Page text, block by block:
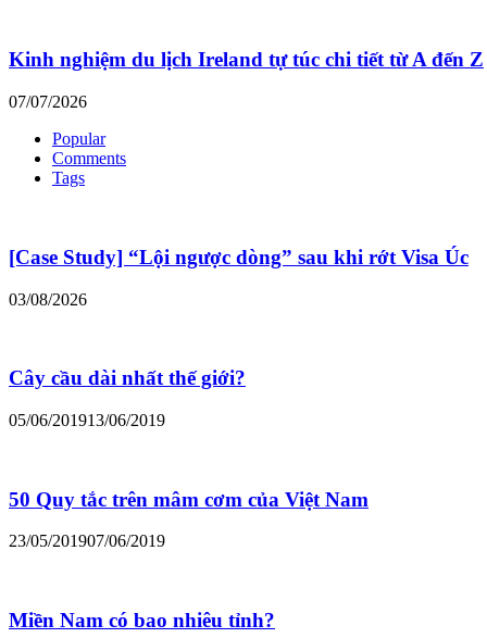
Kinh nghiệm du lịch Ireland tự túc chi tiết từ A đến Z
07/07/2026
Popular
Comments
Tags
[Case Study] “Lội ngược dòng” sau khi rớt Visa Úc
03/08/2026
Cây cầu dài nhất thế giới?
05/06/201913/06/2019
50 Quy tắc trên mâm cơm của Việt Nam
23/05/201907/06/2019
Miền Nam có bao nhiêu tỉnh?